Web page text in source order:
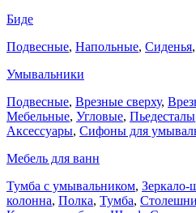
Биде
Подвесные, Напольные, Сиденья,
Умывальники
Подвесные, Врезные сверху,
Мебельные, Угловые, Пьедесталы
Аксессуары, Сифоны для
Мебель для ванн
Тумба с умывальником, Зеркало-
колонна, Полка, Тумба,